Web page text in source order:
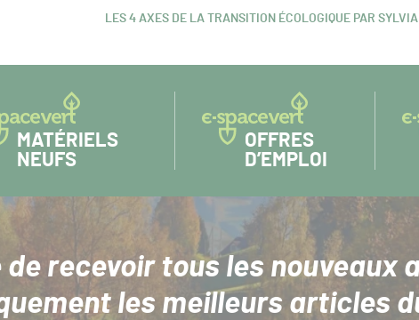
ARTICLE
LES 4 AXES DE LA TRANSITION ÉCOLOGIQUE PAR
MATÉRIELS
NEUFS
OFFRES
D’EMPLOI
de recevoir tous les nouveaux
les meilleurs articles